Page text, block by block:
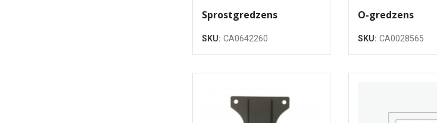
Sprostgredzens
SKU: CA0642260
O-gredzens
SKU:CA0028565